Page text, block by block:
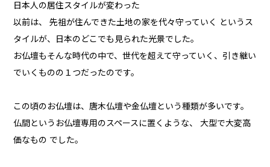
日本人の居住スタイルが変わった
以前は、 先祖が住んできた土地の家を代々守っていく というス
タイルが、日本のどこでも見られた光景でした。
お仏壇もそんな時代の中で、世代を超えて守っていく、引き継い
でいくものの１つだったのです。
この頃のお仏壇は、唐木仏壇や金仏壇という種類が多いです。
仏間というお仏壇専用のスペースに置くような、 大型で大変高
価なもの でした。